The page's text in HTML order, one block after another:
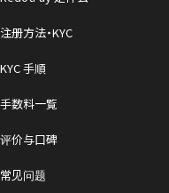
注册方法・KYC
KYC 手順
手数料一覧
评价与口碑
常见问题